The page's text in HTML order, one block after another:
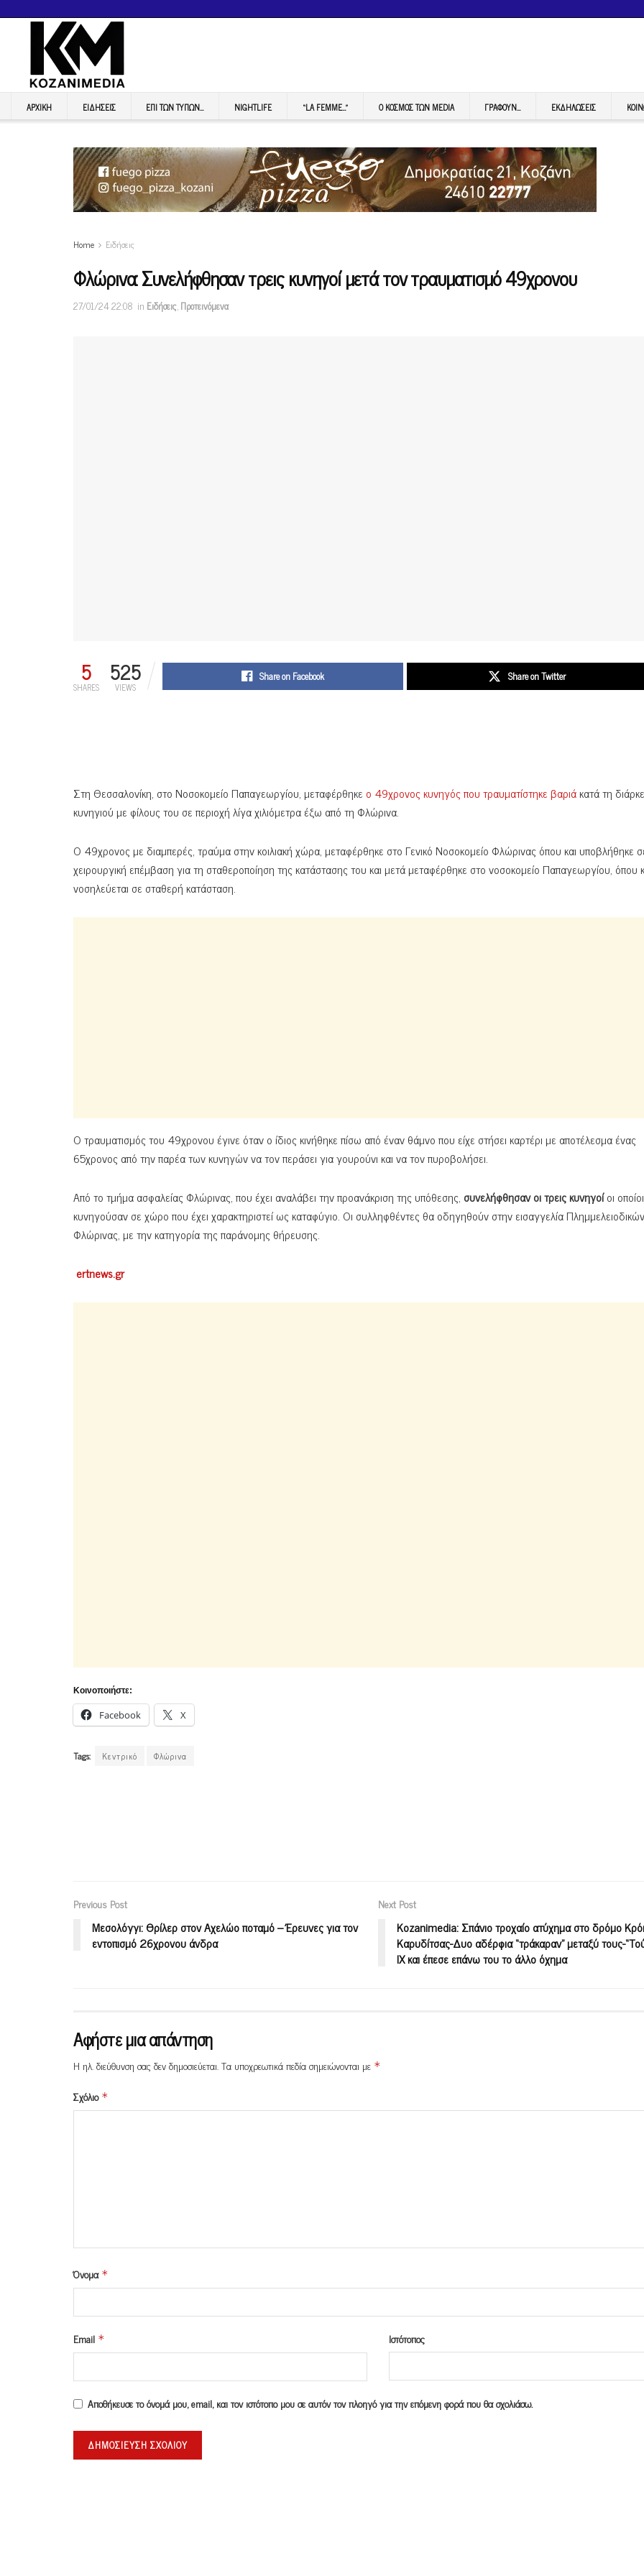
ΑΡΧΙΚΉ ΕΙΔΉΣΕΙΣ ΕΠI ΤΩΝ ΤΥΠΩΝ… NIGHTLIFE “LA FEMME…” Ο ΚΟΣΜΟΣ ΤΩΝ MEDIA ΓΡΆΦΟΥΝ… ΕΚΔΗΛΏΣΕΙΣ
Home Ειδήσεις
Φλώρινα: Συνελήφθησαν τρεις κυνηγοί μετά τον τραυματισμό 49χρονου
27/01/24 22:08 in Ειδήσεις,Προτεινόμενα
5
SHARES 525
VIEWS
Share on Facebook Share on Twitter
Στη Θεσσαλονίκη, στο Νοσοκομείο Παπαγεωργίου, μεταφέρθηκε ο 49χρονος κυνηγός που τραυματίστηκε βαριάκατά τη
κυνηγιού με φίλους του σε περιοχή λίγα χιλιόμετρα έξω από τη Φλώρινα.
Ο 49χρονος με διαμπερές, τραύμα στην κοιλιακή χώρα, μεταφέρθηκε στο Γενικό Νοσοκομείο Φλώρινας όπου και υποβλήθηκε
χειρουργική επέμβαση για τη σταθεροποίηση της κατάστασης του και μετά μεταφέρθηκε στο νοσοκομείο Παπαγεωργίου, όπου
νοσηλεύεται σε σταθερή κατάσταση.
Ο τραυματισμός του 49χρονου έγινε όταν ο ίδιος κινήθηκε πίσω από έναν θάμνο που είχε στήσει καρτέρι με αποτέλεσμα ένας
65χρονος από την παρέα των κυνηγών να τον περάσει για γουρούνι και να τον πυροβολήσει.
Από το τμήμα ασφαλείας Φλώρινας, που έχει αναλάβει την προανάκριση της υπόθεσης, συνελήφθησαν οι τρεις κυνηγοίοι οποίοι
κυνηγούσαν σε χώρο που έχει χαρακτηριστεί ως καταφύγιο. Οι συλληφθέντες θα οδηγηθούν στην εισαγγελία Πλημμελειοδικών
Φλώρινας, με την κατηγορία της παράνομης θήρευσης.
ertnews.gr
Κοινοποιήστε:
Facebook X
Tags: Κεντρικό Φλώρινα
Previous Post
Μεσολόγγι: Θρίλερ στον Αχελώο ποταμό – Έρευνες για τον
εντοπισμό 26χρονου άνδρα
Next Post
Kozanimedia: Σπάνιο τροχαίο ατύχημα στο δρόμο
Καρυδίτσας-Δυο αδέρφια “τράκαραν” μεταξύ τους-
ΙΧ και έπεσε επάνω του το άλλο όχημα
Αφήστε μια απάντηση
Η ηλ. διεύθυνση σας δεν δημοσιεύεται.Τα υποχρεωτικά πεδία σημειώνονται με *
Σχόλιο *
Όνομα *
Email * Ιστότοπος
Αποθήκευσε το όνομά μου, email, και τον ιστότοπο μου σε αυτόν τον πλοηγό για την επόμενη φορά που θα σχολιάσω.